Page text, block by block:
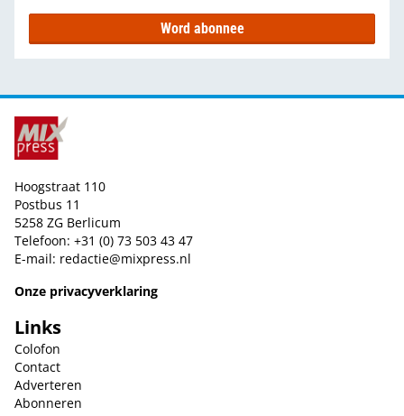
Word abonnee
Hoogstraat 110
Postbus 11
5258 ZG Berlicum
Telefoon: +31 (0) 73 503 43 47
E-mail: redactie@mixpress.nl
Onze privacyverklaring
Links
Colofon
Contact
Adverteren
Abonneren